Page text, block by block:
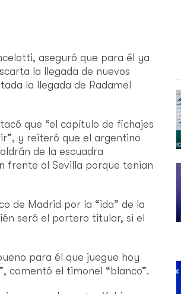
aseguró que para él ya
la llegada de nuevos
la llegada de Radamel
que “el capítulo de fichajes
y reiteró que el argentino
de la escuadra
frente al Sevilla porque tenían
de Madrid por la “ida” de la
será el portero titular, si el
para él que juegue hoy
comentó el timonel “blanco”.